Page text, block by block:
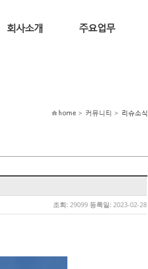
회사소개 주요업무
home > 커뮤니티 > 리슈소식
조회: 29099 등록일: 2023-02-28